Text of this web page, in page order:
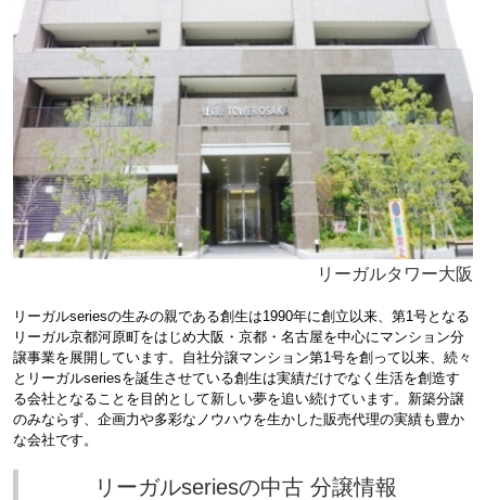
リーガルタワー大阪
リーガルseriesの生みの親である創生は1990年に創立以来、第1号となる
リーガル京都河原町をはじめ大阪・京都・名古屋を中心にマンション分
譲事業を展開しています。自社分譲マンション第1号を創って以来、続々
とリーガルseriesを誕生させている創生は実績だけでなく生活を創造す
る会社となることを目的として新しい夢を追い続けています。新築分譲
のみならず、企画力や多彩なノウハウを生かした販売代理の実績も豊か
な会社です。
リーガルseriesの中古 分譲情報